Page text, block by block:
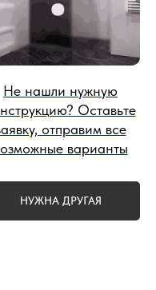
Не нашли нужную
Оставьте
отправим все
варианты
НУЖНА ДРУГАЯ